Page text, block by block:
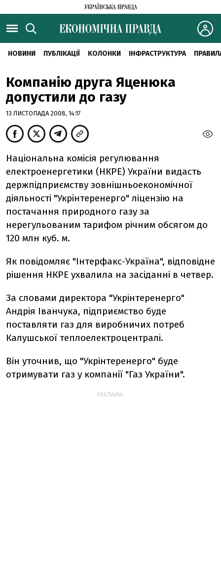
НОВИНИ ПУБЛІКАЦІЇ КОЛОНКИ ІНФРАСТРУКТУРА
Компанію друга Яценюка
допустили до газу
13 ЛИСТОПАДА 2008, 14:17
Національна комісія регулювання
електроенергетики (НКРЕ) України видасть
держпідприємству зовнішньоекономічної
діяльності "Укрінтеренерго" ліцензію на
постачання природного газу за
нерегульованим тарифом річним обсягом до
120 млн куб. м.
Як повідомляє "Інтерфакс-Україна", відповідне
рішення НКРЕ ухвалила на засіданні в четвер.
За словами директора "Укрінтеренерго"
Андрія Іванчука, підприємство буде
поставляти газ для виробничих потреб
Калушської теплоелектроцентралі.
Він уточнив, що "Укрінтеренерго" буде
отримувати газ у компанії "Газ України".
РЕКЛАМА: